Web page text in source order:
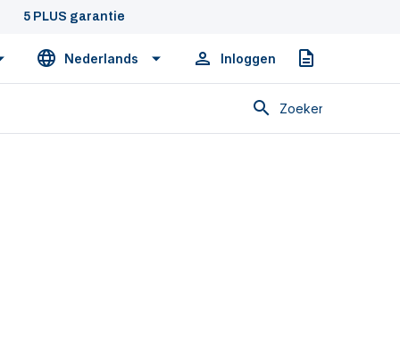
5 PLUS garantie
Nederlands Inloggen Offerte
Zoeken